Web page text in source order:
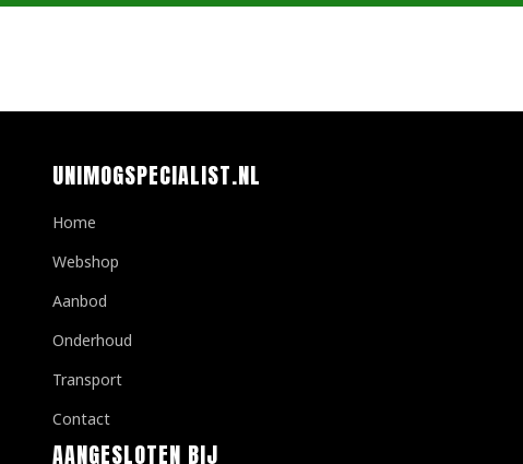
UNIMOGSPECIALIST.NL
Home
Webshop
Aanbod
Onderhoud
Transport
Contact
AANGESLOTEN BIJ